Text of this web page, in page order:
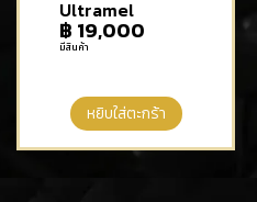
Ultramel
฿ 19,000
มีสินค้า
หยิบใส่ตะกร้า